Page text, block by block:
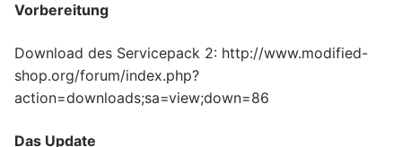
Vorbereitung
Download des Servicepack 2: http://www.modified-
shop.org/forum/index.php?
action=downloads;sa=view;down=86
Das Update